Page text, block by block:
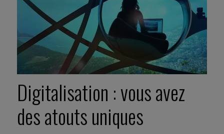
Digitalisation : vous avez
des atouts uniques